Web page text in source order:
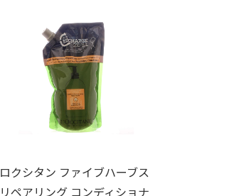
ロクシタン ファイブハーブス
リペアリング コンディショナ